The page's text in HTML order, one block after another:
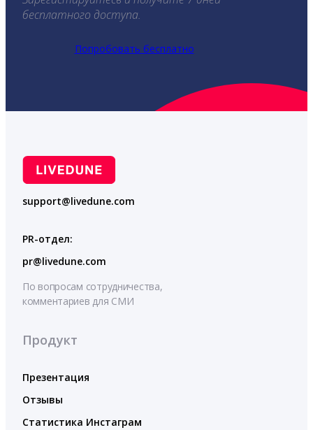
бесплатного доступа.
Попробовать бесплатно
support@livedune.com
PR-отдел:
pr@livedune.com
По вопросам сотрудничества,
комментариев для СМИ
Продукт
Презентация
Отзывы
Статистика Инстаграм